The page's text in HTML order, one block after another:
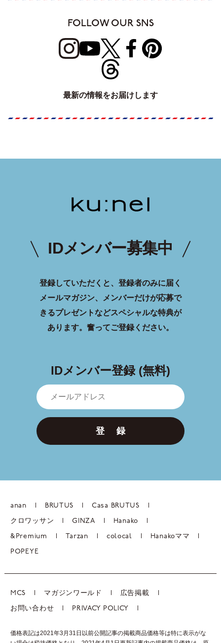
FOLLOW OUR SNS
最新の情報をお届けします
IDメンバー募集中
登録していただくと、登録者のみに届く
メールマガジン、メンバーだけが応募で
きるプレゼントなどスペシャルな特典が
あります。 奮ってご登録ください。
IDメンバー登録 (無料)
登 録
anan BRUTUS Casa BRUTUS
クロワッサン GINZA Hanako
&Premium Tarzan colocal Hanakoママ
POPEYE
MCS マガジンワールド 広告掲載
お問い合わせ PRIVACY POLICY
価格表記は2021年3月31日以前公開記事の掲載商品価格等は特に表示がな